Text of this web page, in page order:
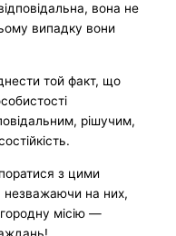
вона не
випадку вони
той факт, що
рішучим,
з цими
незважаючи на них,
місію —